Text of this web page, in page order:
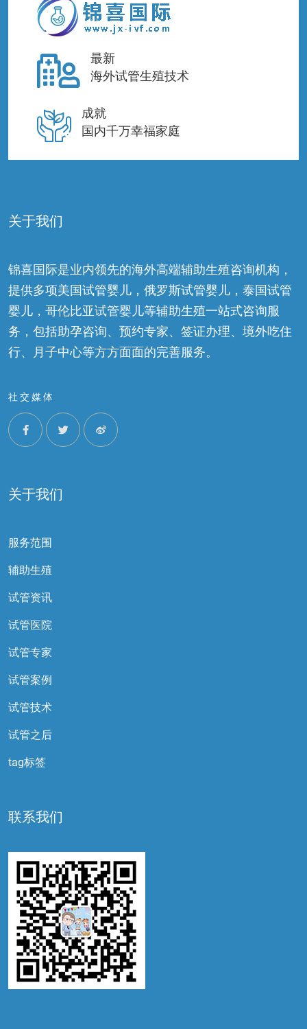
最新
海外试管生殖技术
成就
国内千万幸福家庭
关于我们
锦喜国际是业内领先的海外高端辅助生殖咨询机构，
提供多项美国试管婴儿，俄罗斯试管婴儿，泰国试管
婴儿，哥伦比亚试管婴儿等辅助生殖一站式咨询服
务，包括助孕咨询、预约专家、签证办理、境外吃住
行、月子中心等方方面面的完善服务。
社交媒体
关于我们
服务范围
辅助生殖
试管资讯
试管医院
试管专家
试管案例
试管技术
试管之后
tag标签
联系我们